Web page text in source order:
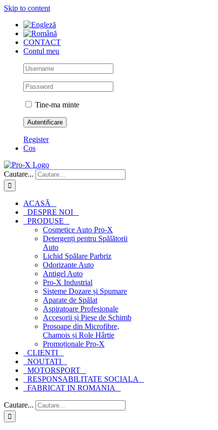
Skip to content
CONTACT
Contul meu
Tine-ma minte
Register
Cos
Cautare...
ACASĂ
DESPRE NOI
PRODUSE
Cosmetice Auto Pro-X
Detergenți pentru Spălătorii
Auto
Lichid Spălare Parbriz
Odorizante Auto
Antigel Auto
Pro-X Industrial
Sisteme Dozare și Spumare
Aparate de Spălat
Aspiratoare Profesionale
Accesorii și Piese de Schimb
Prosoape din Microfibre,
Chamois și Role Hârtie
Promoționale Pro-X
CLIENTI
NOUTATI
MOTORSPORT
RESPONSABILITATE SOCIALA
FABRICAT IN ROMANIA
Cautare...